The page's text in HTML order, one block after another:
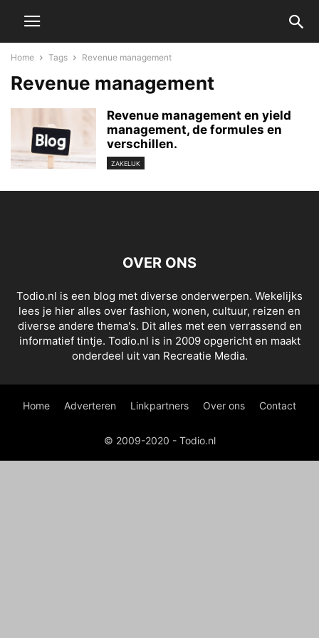
Home Tags Revenue management
Revenue management
Revenue management en yield
management, de formules en
verschillen.
ZAKELIJK
OVER ONS
Todio.nl is een blog met diverse onderwerpen. Wekelijks
lees je hier alles over fashion, wonen, cultuur, reizen en
diverse andere thema's. Dit alles met een verrassend en
informatief tintje. Todio.nl is in 2009 opgericht en maakt
onderdeel uit van Recreatie Media.
Home Adverteren Linkpartners Over ons Contact
© 2009-2020 - Todio.nl